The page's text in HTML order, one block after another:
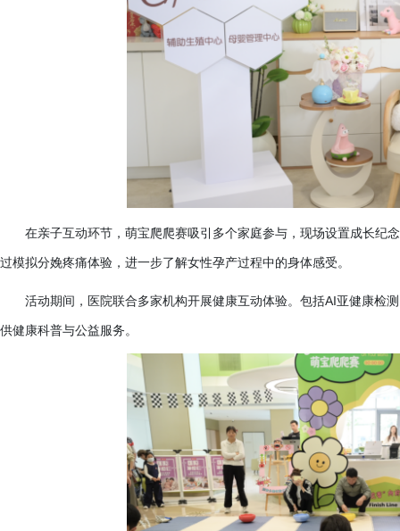
在亲子互动环节，萌宝爬爬赛吸引多个家庭参与，现场设置成长纪
过模拟分娩疼痛体验，进一步了解女性孕产过程中的身体感受。
活动期间，医院联合多家机构开展健康互动体验。包括AI亚健康检
供健康科普与公益服务。